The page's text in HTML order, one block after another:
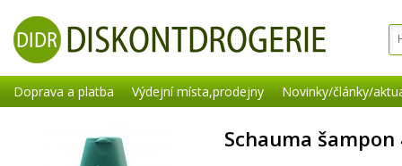
Doprava a platba Výdejní místa,prodejny Novinky/články/
Schauma šampon